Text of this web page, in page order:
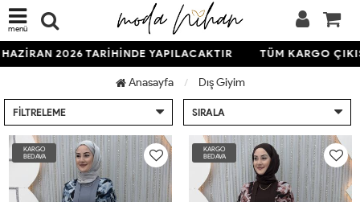
menü
2026 TARİHİNDE YAPILACAKTIR TÜM KARGO
Anasayfa Dış Giyim
FILTRELEME SIRALA
KARGO
BEDAVA
KARGO
BEDAVA